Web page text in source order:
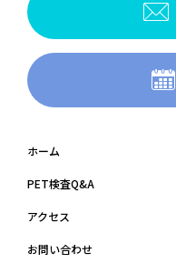
ホーム
PET検査Q&A
アクセス
お問い合わせ